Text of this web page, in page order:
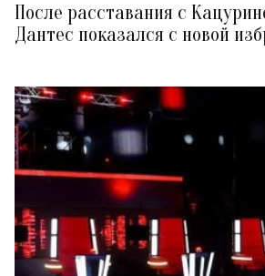
После расставания с
Дантес показался с новой